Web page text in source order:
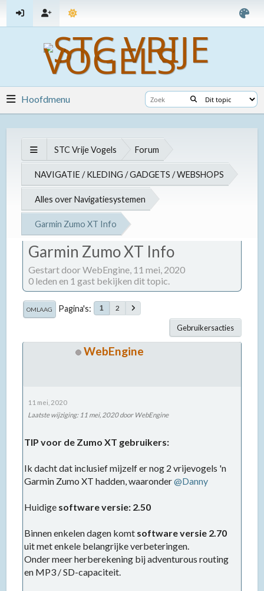
Hoofdmenu
STC Vrije Vogels Forum
NAVIGATIE / KLEDING / GADGETS / WEBSHOPS
Alles over Navigatiesystemen
Garmin Zumo XT Info
Garmin Zumo XT Info
Gestart door WebEngine, 11 mei, 2020
0 leden en 1 gast bekijken dit topic.
OMLAAG Pagina's 1 2
Gebruikersacties
WebEngine
11 mei, 2020
Laatste wijziging: 11 mei, 2020door WebEngine
TIP voor de Zumo XT gebruikers:
Ik dacht dat inclusief mijzelf er nog 2 vrijevogels 'n
Garmin Zumo XT hadden, waaronder@Danny
Huidige software versie: 2.50
Binnen enkelen dagen komt software versie 2.70
uit met enkele belangrijke verbeteringen.
Onder meer herberekening bij adventurous routing
en MP3 / SD-capaciteit.